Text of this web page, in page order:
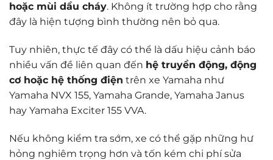
hoặc mùi dầu cháy. Không ít trường hợp cho rằng
đây là hiện tượng bình thường nên bỏ qua.
Tuy nhiên, thực tế đây có thể là dấu hiệu cảnh báo
nhiều vấn đề liên quan đến hệ truyền động, động
cơ hoặc hệ thống điện trên xe Yamaha như
Yamaha NVX 155, Yamaha Grande, Yamaha Janus
hay Yamaha Exciter 155 VVA.
Nếu không kiểm tra sớm, xe có thể gặp những hư
hỏng nghiêm trọng hơn và tốn kém chi phí sửa